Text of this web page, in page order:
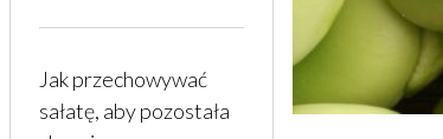
Jak przechowywać
sałatę, aby pozostała